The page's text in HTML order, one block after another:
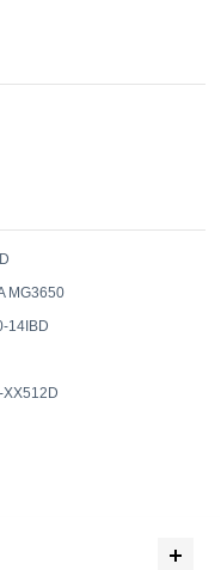
MG3650
14IBD